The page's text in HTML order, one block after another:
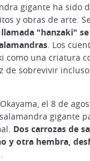
gigante ha sido
y obras de arte. Se
"hanzaki"
. Los
como una criatura
de sobrevivir
el 8 de
gigante
Dos carrozas de
y otra hembra,